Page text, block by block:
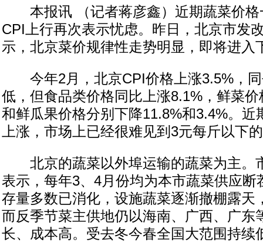
本报讯 （记者蒋彦鑫）近期蔬菜价格
CPI上行再次表示忧虑。昨日，北京市发
示，北京菜价规律性走势明显，即将进入
今年2月，北京CPI价格上涨3.5%，同
低，但食品类价格同比上涨8.1%，鲜菜
和鲜瓜果价格分别下降11.8%和3.4%。近
上涨，市场上已经很难见到3元每斤以下
北京的蔬菜以外埠运输的蔬菜为主。
表示，每年3、4月份均为本市蔬菜供应断
存量多数已消化，设施蔬菜逐渐撤棚露天
而反季节菜主供地仍以海南、广西、广东
长、成本高。受去冬今春全国大范围持续